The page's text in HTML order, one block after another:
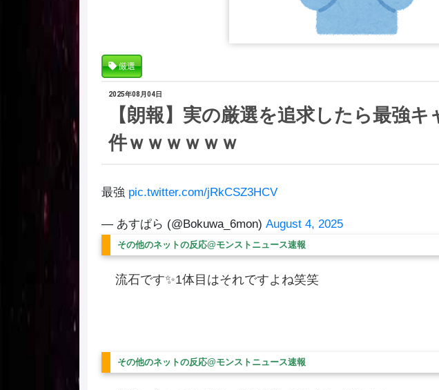
厳選
2025年08月04日
【朗報】実の厳選を追求したら最強
件ｗｗｗｗｗｗ
最強 pic.twitter.com/jRkCSZ3HCV
— あすぱら (@Bokuwa_6mon) August 4, 2025
その他のネットの反応@モンストニュース速報
流石です✨1体目はそれですよね笑笑
その他のネットの反応@モンストニュース速報